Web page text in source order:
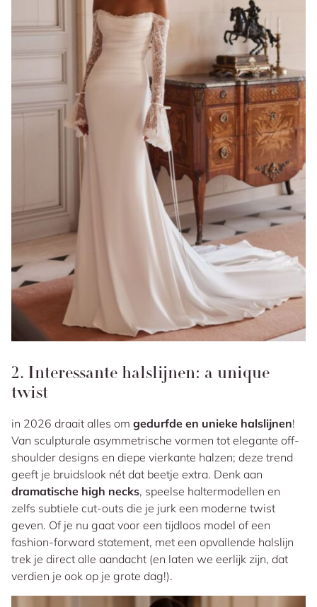
2. Interessante halslijnen: a unique
twist
in 2026 draait alles om gedurfde en unieke halslijnen!
Van sculpturale asymmetrische vormen tot elegante off-
shoulder designs en diepe vierkante halzen; deze trend
geeft je bruidslook nét dat beetje extra. Denk aan
dramatische high necks, speelse haltermodellen en
zelfs subtiele cut-outs die je jurk een moderne twist
geven. Of je nu gaat voor een tijdloos model of een
fashion-forward statement, met een opvallende halslijn
trek je direct alle aandacht (en laten we eerlijk zijn, dat
verdien je ook op je grote dag!).